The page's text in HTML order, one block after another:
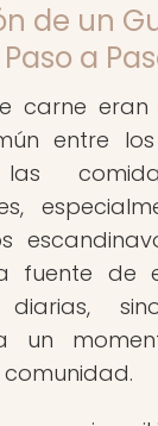
de un
a
carne
entre los
las
fuente de
diarias,
un